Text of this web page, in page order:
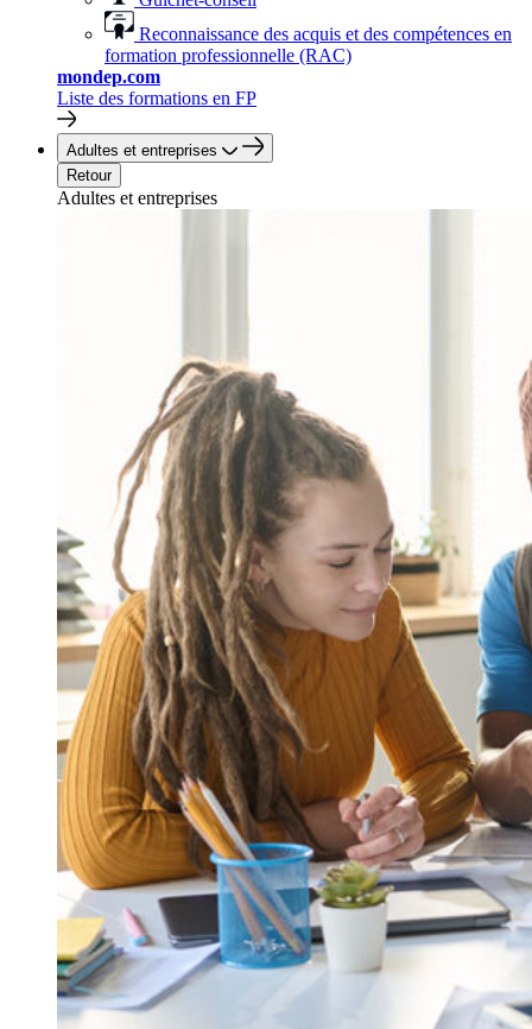
Reconnaissance des acquis et des compétences en
formation professionnelle (RAC)
mondep.com
Liste des formations en FP
Adultes et entreprises
Retour
Adultes et entreprises